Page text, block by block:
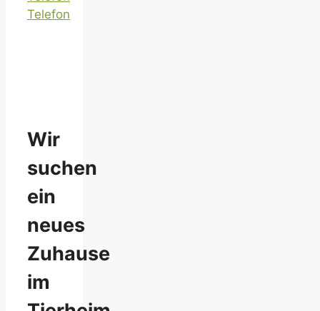
Telefon
Wir
suchen
ein
neues
Zuhause
im